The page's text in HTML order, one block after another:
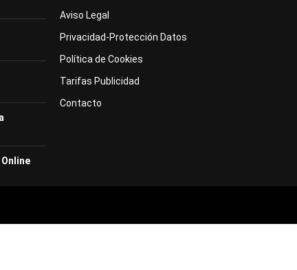
Aviso Legal
Privacidad-Protección Datos
Política de Cookies
Tarifas Publicidad
Contacto